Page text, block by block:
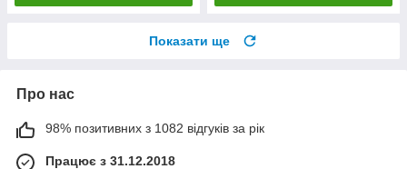
Показати ще
Про нас
98% позитивних з 1082 відгуків за рік
Працює з 31.12.2018